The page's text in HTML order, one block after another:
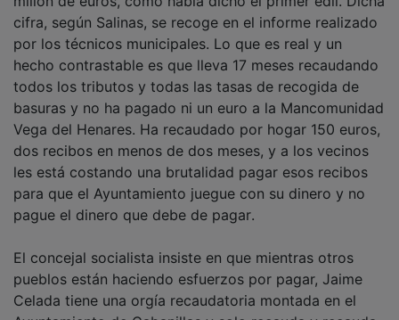
cifra, según Salinas, se recoge en el informe realizado
por los técnicos municipales. Lo que es real y un
hecho contrastable es que lleva 17 meses recaudando
todos los tributos y todas las tasas de recogida de
basuras y no ha pagado ni un euro a la Mancomunidad
Vega del Henares. Ha recaudado por hogar 150 euros,
dos recibos en menos de dos meses, y a los vecinos
les está costando una brutalidad pagar esos recibos
para que el Ayuntamiento juegue con su dinero y no
pague el dinero que debe de pagar.
pueblos están haciendo esfuerzos por pagar, Jaime
Celada tiene una orgía recaudatoria montada en el
Ayuntamiento de Cabanillas y solo recauda y recauda